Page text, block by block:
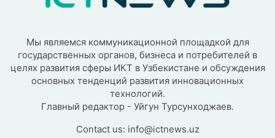
Мы являемся коммуникационной площадкой для
государственных органов, бизнеса и потребителей в
целях развития сферы ИКТ в Узбекистане и обсуждения
основных тенденций развития инновационных
технологий.
Главный редактор - Уйгун Турсунходжаев.
Contact us: info@ictnews.uz